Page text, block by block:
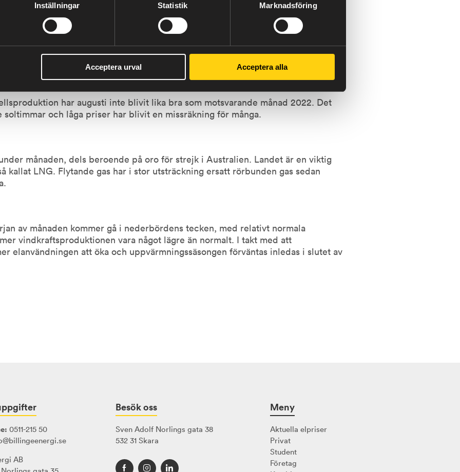
Inställningar Statistik Marknadsföring
Acceptera urval Acceptera alla
del problem kopplat till kärnkraftverken. Oskarshamn 3, Sveriges största
mellan 26 och 28 augusti efter ett rutinmässigt test av en ventil.
i Sverige och Finland med reducerad effekt efter
att de tillsammans bara hade drygt halva sin kapacitet under sista veckan i
har augusti inte blivit lika bra som motsvarande månad 2022. Det
och låga priser har blivit en missräkning för många.
månaden, dels beroende på oro för strejk i Australien. Landet är en viktig
kallat LNG. Flytande gas har i stor utsträckning ersatt rörbunden gas sedan
av månaden kommer gå i nederbördens tecken, med relativt normala
vindkraftsproduktionen vara något lägre än normalt. I takt med att
elanvändningen att öka och uppvärmningssäsongen förväntas inledas i slutet av
0511-215 50
AB
Besök oss
Sven Adolf Norlings gata 38
532 31 Skara
Meny
Aktuella elpriser
Privat
Student
Företag